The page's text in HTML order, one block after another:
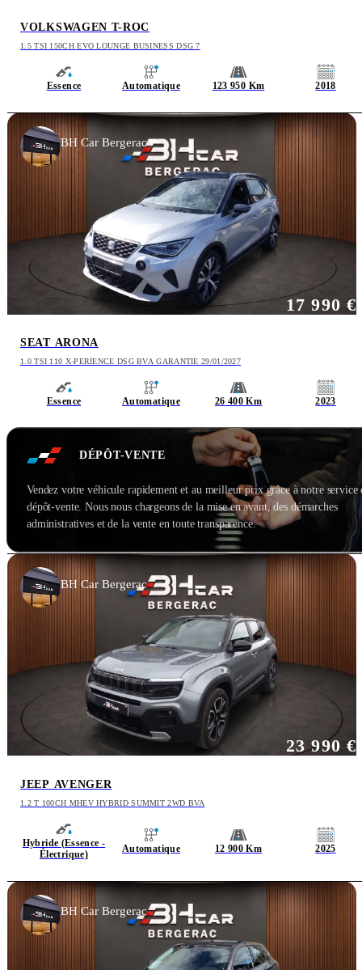
VOLKSWAGEN T-ROC
1.5 TSI 150CH EVO LOUNGE BUSINESS DSG 7
Essence Automatique 123 950 Km 2018
SEAT ARONA
1.0 TSI 110 X-PERIENCE DSG BVA GARANTIE 29/01/2027
Essence Automatique 26 400 Km 2023
17 990 €
BH Car Bergerac
DÉPÔT-VENTE
Vendez votre véhicule rapidement et au meilleur prix grâce à notre service
dépôt-vente. Nous nous chargeons de la mise en avant, des démarches
administratives et de la vente en toute transparence.
JEEP AVENGER
1.2 T 100CH MHEV HYBRID SUMMIT 2WD BVA
Hybride (Essence -
Électrique)
Automatique 12 900 Km 2025
23 990 €
BH Car Bergerac
BH Car Bergerac